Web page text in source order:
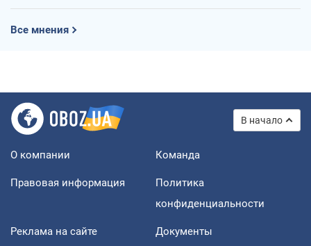
Все мнения
В начало
О компании Команда
Правовая информация
Политика
конфиденциальности
Реклама на сайте Документы